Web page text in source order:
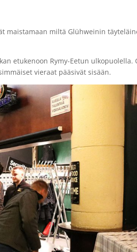
maistamaan miltä Glühweinin
etukenoon Rymy-Eetun ulkopuolella.
vieraat pääsivät sisään.